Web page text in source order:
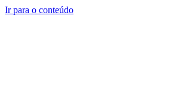
Ir para o conteúdo